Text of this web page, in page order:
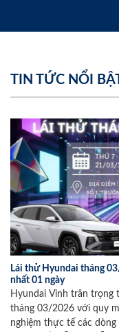
TIN TỨC NỔI BẬT
Lái thử Hyundai tháng
nhất 01 ngày
Hyundai Vinh trân trọng
tháng 03/2026 với quy
nghiệm thực tế các